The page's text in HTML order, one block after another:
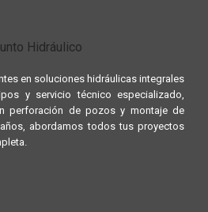
en soluciones hidráulicas integrales
y servicio técnico especializado,
perforación de pozos y montaje de
abordamos todos tus proyectos